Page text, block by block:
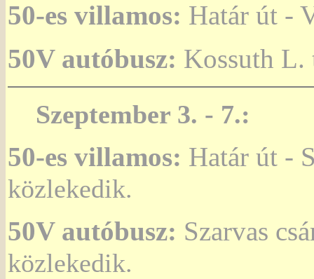
50-es villamos: Határ út -
50V autóbusz: Kossuth L.
Szeptember 3. - 7.:
50-es villamos: Határ út -
közlekedik.
50V autóbusz: Szarvas
közlekedik.